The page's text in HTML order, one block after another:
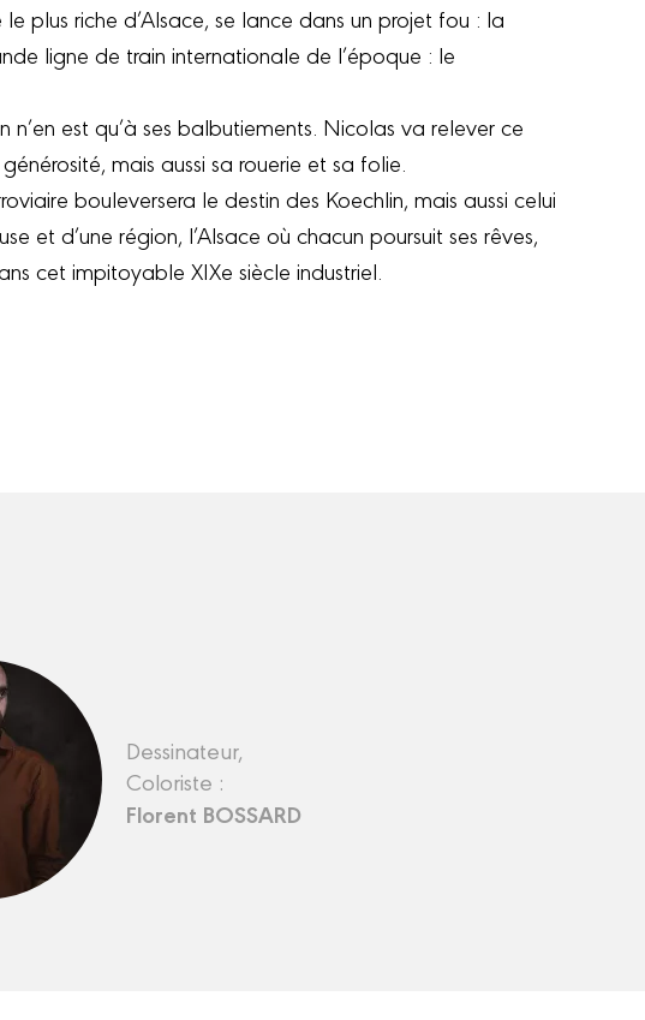
plus riche d’Alsace, se lance dans un projet fou : la
ligne de train internationale de l’époque : le
n’en est qu’à ses balbutiements. Nicolas va relever ce
mais aussi sa rouerie et sa folie.
bouleversera le destin des Koechlin, mais aussi celui
et d’une région, l’Alsace où chacun poursuit ses rêves,
cet impitoyable XIXe siècle industriel.
Dessinateur,
Coloriste :
Florent BOSSARD